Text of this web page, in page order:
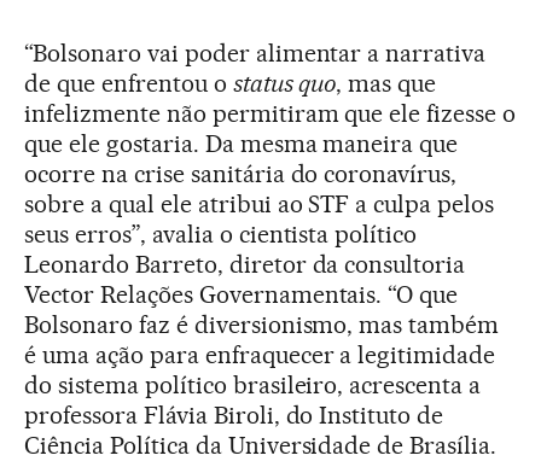
“Bolsonaro vai poder alimentar a narrativa
de que enfrentou o status quo, mas que
infelizmente não permitiram que ele fizesse o
que ele gostaria. Da mesma maneira que
ocorre na crise sanitária do coronavírus,
sobre a qual ele atribui ao STF a culpa pelos
seus erros”, avalia o cientista político
Leonardo Barreto, diretor da consultoria
Vector Relações Governamentais. “O que
Bolsonaro faz é diversionismo, mas também
é uma ação para enfraquecer a legitimidade
do sistema político brasileiro, acrescenta a
professora Flávia Biroli, do Instituto de
Ciência Política da Universidade de Brasília.